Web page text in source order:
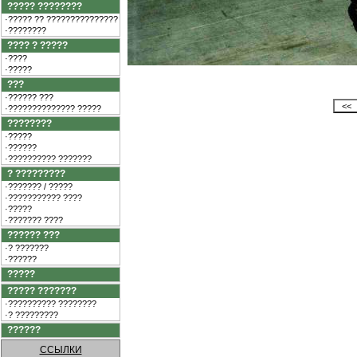
????? ????????
·????? ?? ???????????????
·????????
???? ? ?????
·????
·?????
???
·?????? ???
·?????????????? ?????
????????
·?????
·??????
·?????????? ???????
? ?????????
·??????? / ?????
·??????????? ????
·?????
·??????? ????
?????? ???
·? ???????
·??????
?????
????? ???????
·?????????? ????????
·? ?????????
??????
ССЫЛКИ